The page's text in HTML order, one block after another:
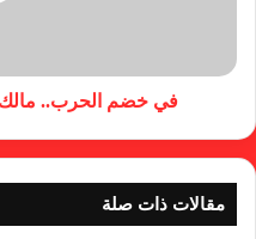
في خضم الحرب..
مقالات ذات صلة